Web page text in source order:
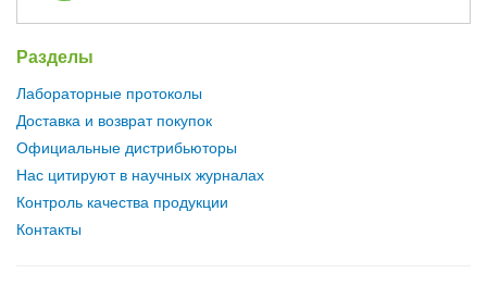
Разделы
Лабораторные протоколы
Доставка и возврат покупок
Официальные дистрибьюторы
Нас цитируют в научных журналах
Контроль качества продукции
Контакты